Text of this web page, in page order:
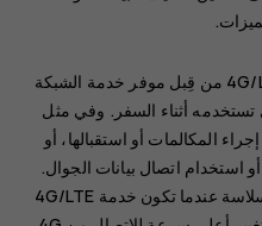
: قد لا يتم دعم خدمة 4G/LTE من قِبل موفر خدمة الشبكة
أثناء السفر. وفي مثل
المكالمات أو استقبالها، أو
استخدام اتصال بيانات الجوال.
وللتأكد من أن الجهاز يعمل بسلاسة عندما تكون خدمة 4G/LTE